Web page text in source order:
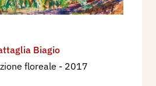
Biagio
floreale - 2017